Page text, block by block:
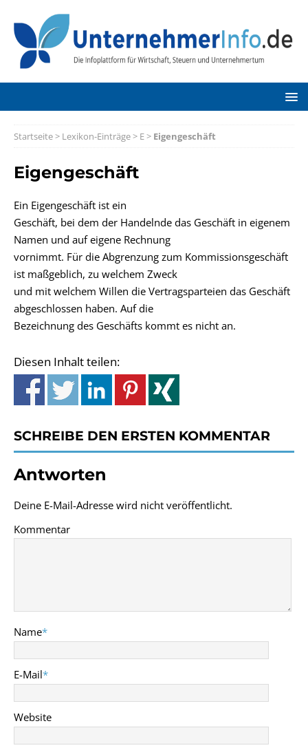
Startseite> Lexikon-Einträge> E> Eigengeschäft
Eigengeschäft
Ein Eigengeschäft ist ein
Geschäft, bei dem der Handelnde das Geschäft in eigenem
Namen und auf eigene Rechnung
vornimmt. Für die Abgrenzung zum Kommissionsgeschäft
ist maßgeblich, zu welchem Zweck
und mit welchem Willen die Vertragsparteien das Geschäft
abgeschlossen haben. Auf die
Bezeichnung des Geschäfts kommt es nicht an.
Diesen Inhalt teilen:
SCHREIBE DEN ERSTEN KOMMENTAR
Antworten
Deine E-Mail-Adresse wird nicht veröffentlicht.
Kommentar
Name*
E-Mail*
Website